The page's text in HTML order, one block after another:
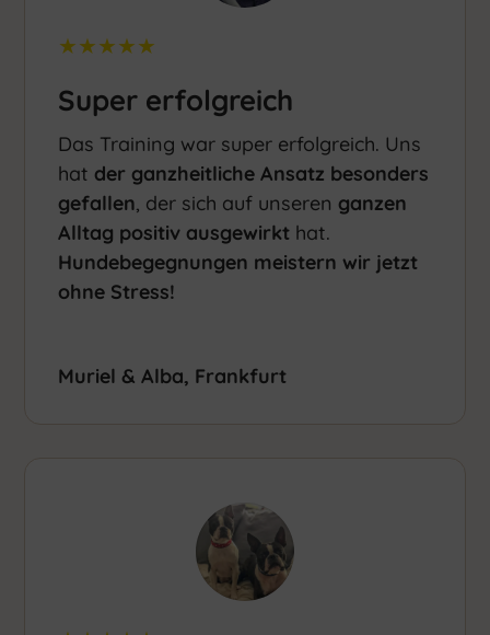
★★★★★
Super erfolgreich
Das Training war super erfolgreich. Uns
hat der ganzheitliche Ansatz besonders
gefallen, der sich auf unseren ganzen
Alltag positiv ausgewirkt hat.
Hundebegegnungen meistern wir jetzt
ohne Stress!
Muriel & Alba, Frankfurt